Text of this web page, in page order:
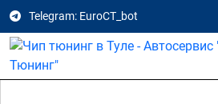
Telegram: EuroCT_bot